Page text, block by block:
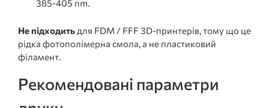
385-405 nm.
Не підходить для FDM / FFF 3D-принтерів, тому що це
рідка фотополімерна смола, а не пластиковий
філамент.
Рекомендовані параметри